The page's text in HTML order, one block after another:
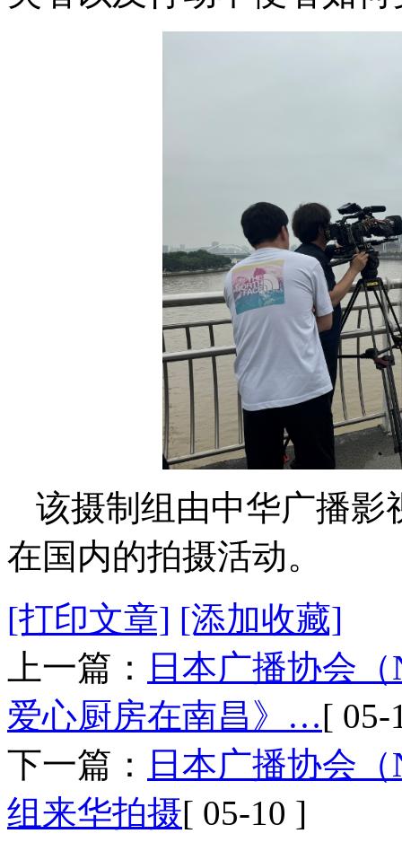
该摄制组由中华广播影
在国内的拍摄活动。
[打印文章] [添加收藏]
上一篇：
日本广播协会
爱心厨房在南昌》…[ 05-
下一篇：
日本广播协会
组来华拍摄[ 05-10 ]